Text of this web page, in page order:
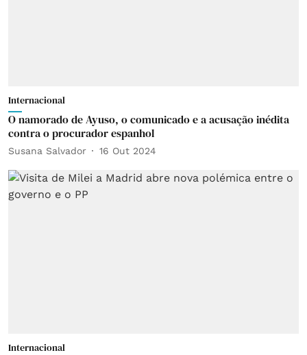
Internacional
O namorado de Ayuso, o comunicado e a acusação inédita
contra o procurador espanhol
Susana Salvador 16 Out 2024
Internacional